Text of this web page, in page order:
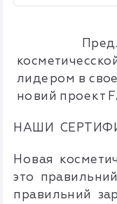
лидером в
новий проект
НАШИ
Новая
это
правильний